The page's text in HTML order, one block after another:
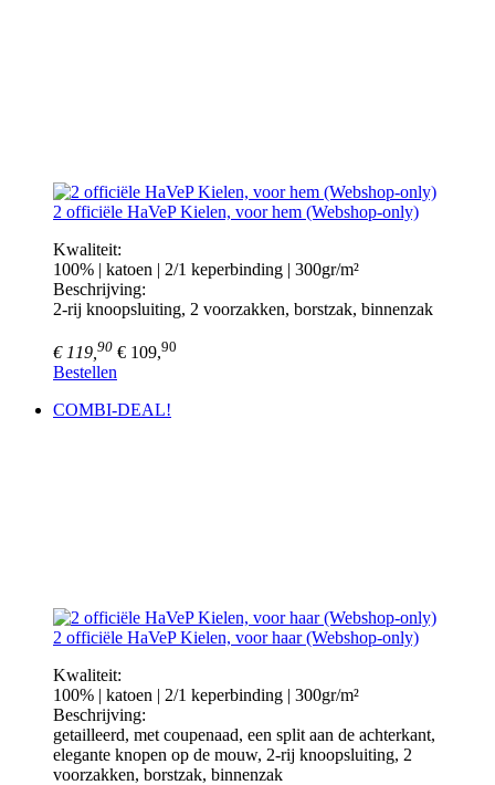
2 officiële HaVeP Kielen, voor hem (Webshop-only)
Kwaliteit:
100% | katoen | 2/1 keperbinding | 300gr/m²
Beschrijving:
2-rij knoopsluiting, 2 voorzakken, borstzak, binnenzak
€ 119, 90 € 109,90
Bestellen
COMBI-DEAL!
2 officiële HaVeP Kielen, voor haar (Webshop-only)
Kwaliteit:
100% | katoen | 2/1 keperbinding | 300gr/m²
Beschrijving:
getailleerd, met coupenaad, een split aan de achterkant,
elegante knopen op de mouw, 2-rij knoopsluiting, 2
voorzakken, borstzak, binnenzak